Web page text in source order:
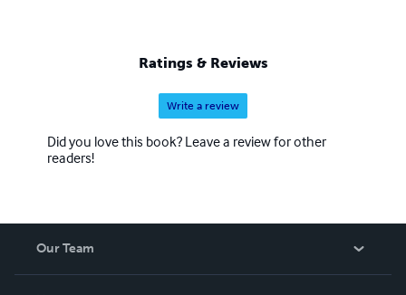
Ratings & Reviews
Write a review
Did you love this book? Leave a review for other
readers!
Our Team